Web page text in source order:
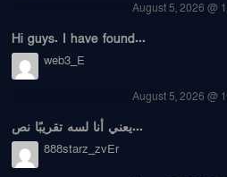
August 5, 2026 @
Hi guys. I have found...
web3_E
August 5, 2026 @
يعني أنا لسه تقريبًا نص...
888starz_zvEr